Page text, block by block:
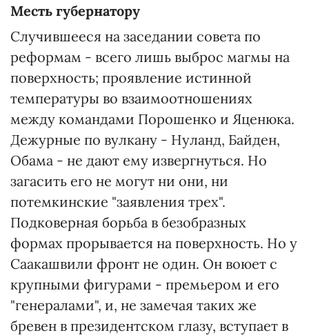
Месть губернатору
Случившееся на заседании совета по
реформам - всего лишь выброс магмы на
поверхность; проявление истинной
температуры во взаимоотношениях
между командами Порошенко и Яценюка.
Дежурные по вулкану - Нуланд, Байден,
Обама - не дают ему извергнуться. Но
загасить его не могут ни они, ни
потемкинские "заявления трех".
Подковерная борьба в безобразных
формах прорывается на поверхность. Но у
Саакашвили фронт не один. Он воюет с
крупными фигурами - премьером и его
"генералами", и, не замечая таких же
бревен в президентском глазу, вступает в